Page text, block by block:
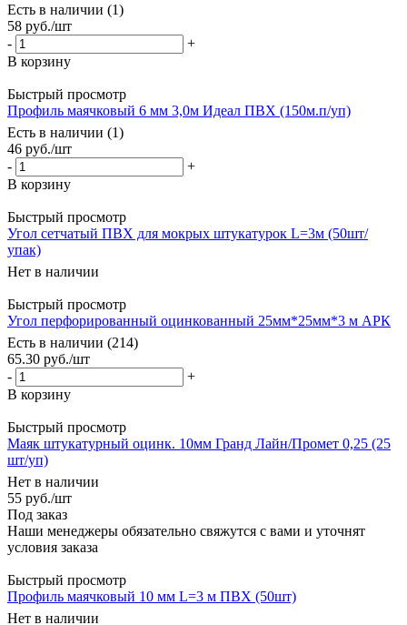
Есть в наличии (1)
58 руб./шт
-
+
В корзину
Быстрый просмотр
Профиль маячковый 6 мм 3,0м Идеал ПВХ (150м.п/уп)
Есть в наличии (1)
46 руб./шт
-
+
В корзину
Быстрый просмотр
Угол сетчатый ПВХ для мокрых штукатурок L=3м (50шт/
упак)
Нет в наличии
Быстрый просмотр
Угол перфорированный оцинкованный 25мм*25мм*3 м АРК
Есть в наличии (214)
65.30 руб./шт
-
+
В корзину
Быстрый просмотр
Маяк штукатурный оцинк. 10мм Гранд Лайн/Промет 0,25 (25
шт/уп)
Нет в наличии
55 руб./шт
Под заказ
Наши менеджеры обязательно свяжутся с вами и уточнят
условия заказа
Быстрый просмотр
Профиль маячковый 10 мм L=3 м ПВХ (50шт)
Нет в наличии